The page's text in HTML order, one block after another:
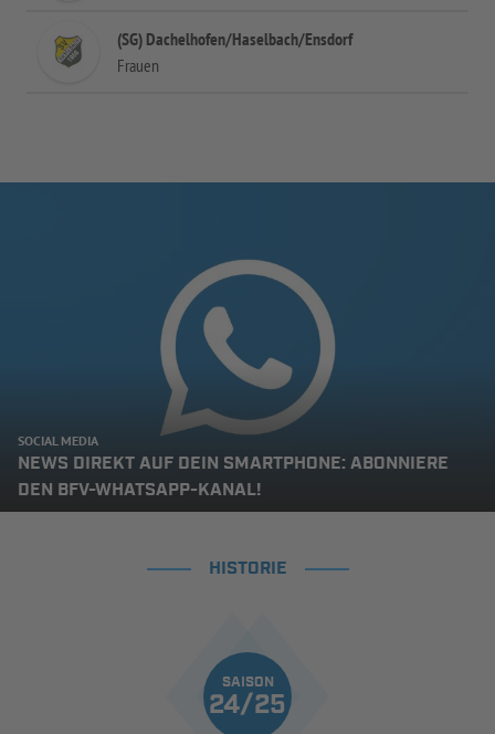
(SG) Dachelhofen/Haselbach/Ensdorf
Frauen
SOCIAL MEDIA
NEWS DIREKT AUF DEIN SMARTPHONE: ABONNIERE
DEN BFV-WHATSAPP-KANAL!
HISTORIE
SAISON
24/25